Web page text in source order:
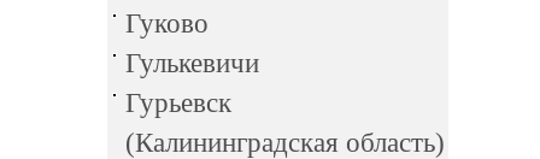
Гуково
Гулькевичи
Гурьевск
(Калининградская область)